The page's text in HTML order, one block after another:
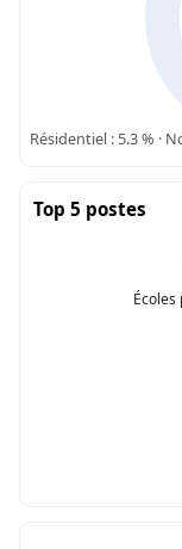
Résidentiel : 5.3 % ·
Top 5 postes